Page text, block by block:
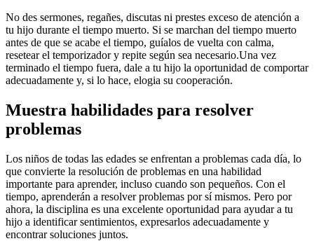
No des sermones, regañes, discutas ni prestes exceso de atención a
tu hijo durante el tiempo muerto. Si se marchan del tiempo muerto
antes de que se acabe el tiempo, guíalos de vuelta con calma,
resetear el temporizador y repite según sea necesario.Una vez
terminado el tiempo fuera, dale a tu hijo la oportunidad de comportar
adecuadamente y, si lo hace, elogia su cooperación.
Muestra habilidades para resolver
problemas
Los niños de todas las edades se enfrentan a problemas cada día, lo
que convierte la resolución de problemas en una habilidad
importante para aprender, incluso cuando son pequeños. Con el
tiempo, aprenderán a resolver problemas por sí mismos. Pero por
ahora, la disciplina es una excelente oportunidad para ayudar a tu
hijo a identificar sentimientos, expresarlos adecuadamente y
encontrar soluciones juntos.